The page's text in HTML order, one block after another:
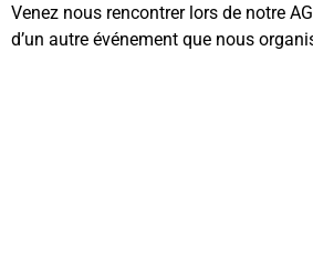
Venez nous rencontrer lors de notre
d’un autre événement que nous